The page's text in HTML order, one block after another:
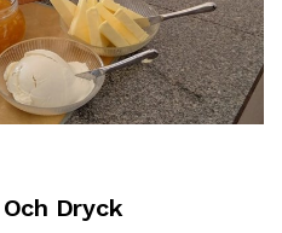
Dryck